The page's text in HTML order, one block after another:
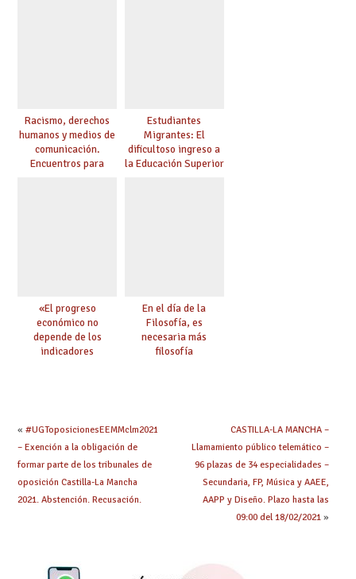
Racismo, derechos
humanos y medios de
comunicación.
Encuentros para
Estudiantes
Migrantes: El
dificultoso ingreso a
la Educación Superior
«El progreso
económico no
depende de los
indicadores
En el día de la
Filosofía, es
necesaria más
filosofía
« #UGToposicionesEEMMclm2021
– Exención a la obligación de
formar parte de los tribunales de
oposición Castilla-La Mancha
2021. Abstención. Recusación.
CASTILLA-LA MANCHA –
Llamamiento público telemático –
96 plazas de 34 especialidades –
Secundaria, FP, Música y AAEE,
AAPP y Diseño. Plazo hasta las
09:00 del 18/02/2021»